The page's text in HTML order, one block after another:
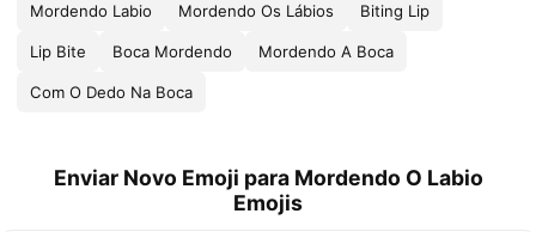
Mordendo Labio Mordendo Os Lábios Biting Lip
Lip Bite Boca Mordendo Mordendo A Boca
Com O Dedo Na Boca
Enviar Novo Emoji para Mordendo O Labio
Emojis